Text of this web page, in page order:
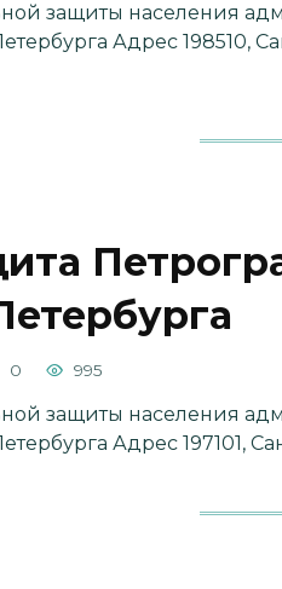
защиты населения
Адрес 198510,
0 995
защиты населения
Адрес 197101,